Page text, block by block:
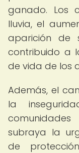
ganado. Los
lluvia, el
aparición de
contribuido a
de vida de los
Además, el
la
subraya la
de